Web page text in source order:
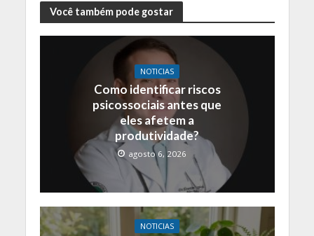
Você também pode gostar
NOTICIAS
Como identificar riscos
psicossociais antes que
eles afetem a
produtividade?
agosto 6, 2026
NOTICIAS